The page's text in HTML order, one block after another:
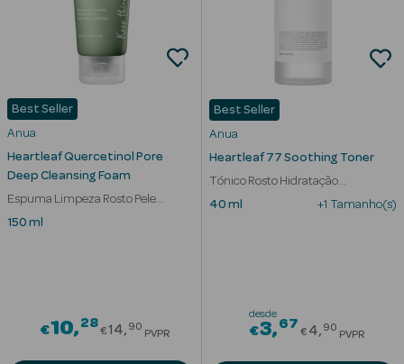
Rosto e
Ver Tudo
Rosto
Hidratantes
Anti-
Best Seller
Anua
Heartleaf Quercetinol Pore
Deep Cleansing Foam
Espuma Limpeza Rosto Pele
Oleosa Mista
150 ml
€10 28Price reduced from
€14 90
PVPR
Best Seller
Anua
Heartleaf 77 Soothing Toner
Tónico Rosto Hidratação
Houttuynia Cordata
40 ml +1 Tamanho(s)
desde
€3 67Price
€ 4 90
PVPR